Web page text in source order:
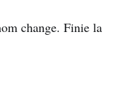
change. Finie la